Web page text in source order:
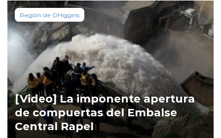
Región de OHiggins
[Video] La imponente apertura
de compuertas del Embalse
Central Rapel